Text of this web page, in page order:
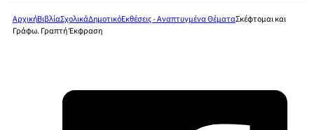
ΑρχικήΒιβλίαΣχολικάΔημοτικόΕκθέσεις - Αναπτυγμένα ΘέματαΣκέφτομαι και
Γράφω. Γραπτή Έκφραση